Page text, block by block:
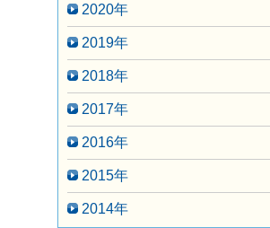
2020年
2019年
2018年
2017年
2016年
2015年
2014年